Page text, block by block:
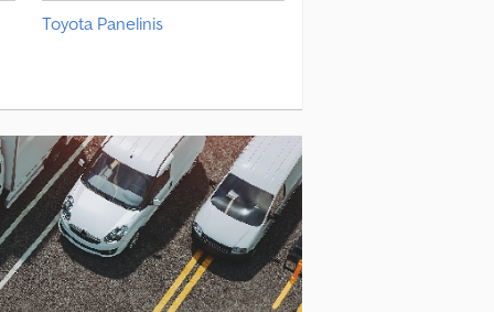
Toyota Panelinis
Weinsberg Panelinis